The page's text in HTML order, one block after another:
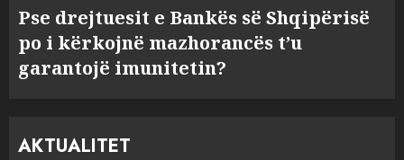
Pse drejtuesit e Bankës së Shqipërisë
po i kërkojnë mazhorancës t’u
garantojë imunitetin?
AKTUALITET